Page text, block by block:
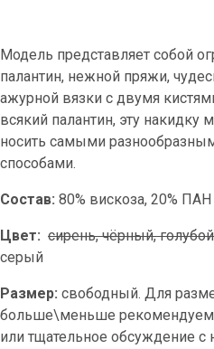
Модель представляет собой
палантин, нежной пряжи,
ажурной вязки с двумя
всякий палантин, эту накидку
носить самыми
способами.
Состав: 80% вискоза, 20% ПАН
Цвет: сирень, чёрный,
серый
Размер: свободный. Для
больше\меньше
или тщательное обсуждение